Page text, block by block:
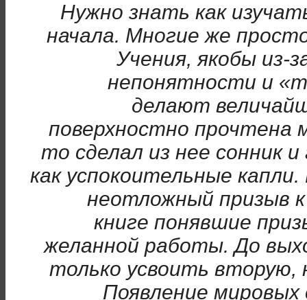
Нужно знать как
начала. Многие же
Учения, якобы из-
непонятности и
делают
поверхностно прочтена
то сделал из нее сонник
как успокоительные
неотложный призыв
книге понявшие
желанной работы. До
только усвоить вторую,
Появление